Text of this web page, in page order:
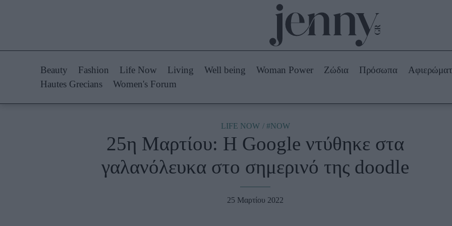
Styling Tips
Fashion News
Beauty -
Ομορφιά
Skincare
Μακιγιάζ
Πρόσωπα Ζώδια
Beauty Fashion Life Now Living Well being Woman Power Ζώδια Πρόσωπα
Hautes Grecians
Women's Forum
LIFE NOW #NOW
25η Μαρτίου: Η Google ντύθηκε στα
γαλανόλευκα στο σημερινό της doodle
25 Μαρτίου 2022